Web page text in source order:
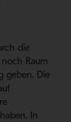
die
Raum
geben. Die
In